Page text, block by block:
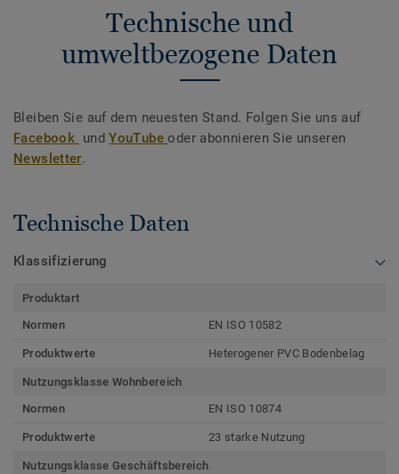
Technische und
umweltbezogene Daten
Bleiben Sie auf dem neuesten Stand. Folgen Sie uns auf
Facebook undYouTubeoder abonnieren Sie unseren
Newsletter.
Technische Daten
Klassifizierung
Produktart
Normen
EN ISO 10582
Produktwerte Heterogener PVC Bodenbelag
Nutzungsklasse Wohnbereich
Normen
EN ISO 10874
Produktwerte 23 starke Nutzung
Nutzungsklasse Geschäftsbereich